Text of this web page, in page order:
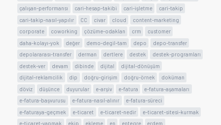
çalışan-performansı
cari-hesap-takibi cari-işletme
cari-takip
cari-takip-nasıl-yapılır
CC civar cloud
content-marketing
corporate
coworking çözüme-odaklan crm
customer
daha-kolayı-yok
değer demo-degil-tam depo
depo-transfer
depolararası-transfer
derman dertlere destek
destek-programları
destek-ver
devam dibinde dijital
dijital-dönüşüm
dijital-reklamcilik
dip doğru-girişim doğru-örnek
doküman
döviz
düşünce duyurular e-arşiv e-fatura
e-fatura-aşamaları
e-fatura-başvurusu
e-fatura-nasıl-alınır
e-fatura-süreci
e-faturaya-geçmek
e-ticaret e-ticaret-nedir
e-ticaret-sitesi-kurmak
e-ticaret-yapmak
ekip ekleme en entegre
erdem